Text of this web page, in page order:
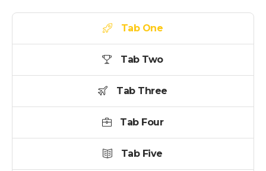
Tab One
Tab Two
Tab Three
Tab Four
Tab Five